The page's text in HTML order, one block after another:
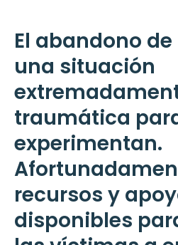
El abandono
una situación
traumática
experimentan.
recursos y
disponibles